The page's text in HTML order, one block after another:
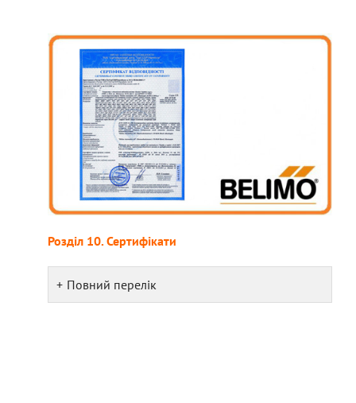
Розділ 10. Сертифікати
Повний перелік